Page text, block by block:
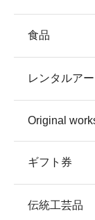
食品
レンタルアー
Original
ギフト券
伝統工芸品